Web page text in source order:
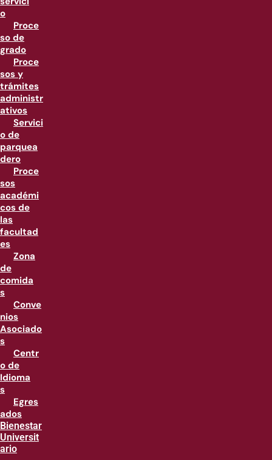
o
Proce
so de
grado
Proce
sos y
trámites
administr
ativos
Servici
o de
parquea
dero
Proce
sos
académi
cos de
las
facultad
es
Zona
de
comida
s
Conve
nios
Asociado
s
Centr
o de
Idioma
s
Egres
ados
Bienestar
Universit
ario